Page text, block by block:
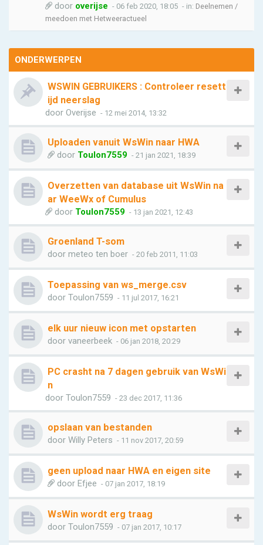
door overijse - 06 feb 2020, 18:05 - in: Deelnemen /
meedoen met Hetweeractueel
ONDERWERPEN
WSWIN GEBRUIKERS : Controleer resett
ijd neerslag
door Overijse - 12 mei 2014, 13:32
Uploaden vanuit WsWin naar HWA
door Toulon7559 - 21 jan 2021, 18:39
Overzetten van database uit WsWin na
ar WeeWx of Cumulus
door Toulon7559 - 13 jan 2021, 12:43
Groenland T-som
door meteo ten boer - 20 feb 2011, 11:03
Toepassing van ws_merge.csv
door Toulon7559 - 11 jul 2017, 16:21
elk uur nieuw icon met opstarten
door vaneerbeek - 06 jan 2018, 20:29
PC crasht na 7 dagen gebruik van WsWi
n
door Toulon7559 - 23 dec 2017, 11:36
opslaan van bestanden
door Willy Peters - 11 nov 2017, 20:59
geen upload naar HWA en eigen site
door Efjee - 07 jan 2017, 18:19
WsWin wordt erg traag
door Toulon7559 - 07 jan 2017, 10:17